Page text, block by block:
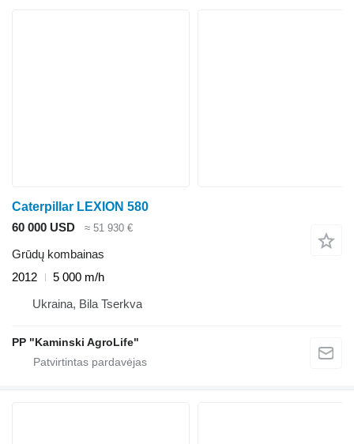
Caterpillar LEXION 580
60 000 USD
≈ 51 930 €
Grūdų kombainas
2012
5 000 m/h
Ukraina, Bila Tserkva
PP "Kaminski AgroLife"